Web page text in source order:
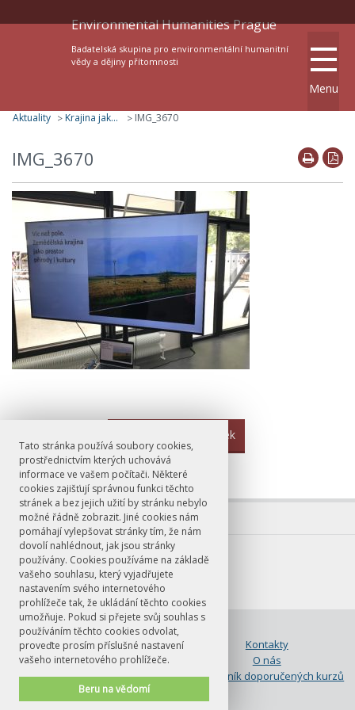
Tato stránka používá soubory cookies,
prostřednictvím kterých uchovává
informace ve vašem počítači. Některé
cookies zajišťují správnou funkci těchto
stránek a bez jejich užití by stránku nebylo
možné řádně zobrazit. Jiné cookies nám
pomáhají vylepšovat stránky tím, že nám
dovolí nahlédnout, jak jsou stránky
používány. Cookies používáme na základě
vašeho souhlasu, který vyjadřujete
nastavením svého internetového
prohlížeče tak, že ukládání těchto cookies
umožňuje. Pokud si přejete svůj souhlas s
používáním těchto cookies odvolat,
proveďte prosím příslušné nastavení
vašeho internetového prohlížeče.
Beru na vědomí
Environmental Humanities Prague
Badatelská skupina pro environmentální humanitní
vědy a dějiny přítomnosti
IMG_3670
Předchozí příspěvek
Aktuality > Krajina jako paměť i výzva: Badatelská skupina pro environmentální humanitní vědy a dějiny přítomnosti na Zemi živitelce > IMG_3670
Menu
© FF UK 2026
Aktivity
Kontakty
Lidé
O nás
Spolupráce
Rozcestník doporučených kurzů